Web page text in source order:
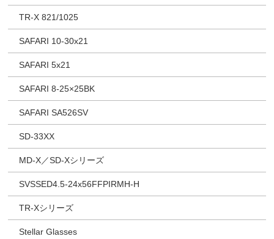
TR-X 821/1025
SAFARI 10-30x21
SAFARI 5x21
SAFARI 8-25×25BK
SAFARI SA526SV
SD-33XX
MD-X／SD-Xシリーズ
SVSSED4.5-24x56FFPIRMH-H
TR-Xシリーズ
Stellar Glasses